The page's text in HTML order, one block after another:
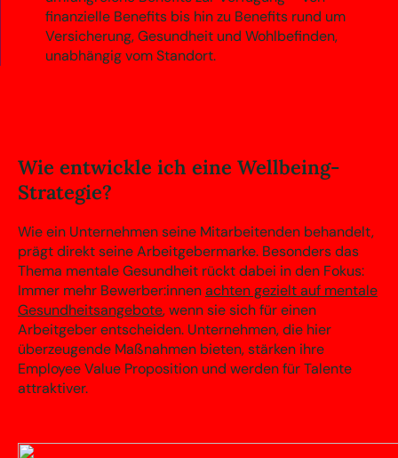
finanzielle Benefits bis hin zu Benefits rund um
Versicherung, Gesundheit und Wohlbefinden,
unabhängig vom Standort.
Wie entwickle ich eine Wellbeing-
Strategie?
Wie ein Unternehmen seine Mitarbeitenden behandelt,
prägt direkt seine Arbeitgebermarke. Besonders das
Thema mentale Gesundheit rückt dabei in den Fokus:
Immer mehr Bewerber:innenachten gezielt auf mentale
Gesundheitsangebote, wenn sie sich für einen
Arbeitgeber entscheiden. Unternehmen, die hier
überzeugende Maßnahmen bieten, stärken ihre
Employee Value Proposition und werden für Talente
attraktiver.